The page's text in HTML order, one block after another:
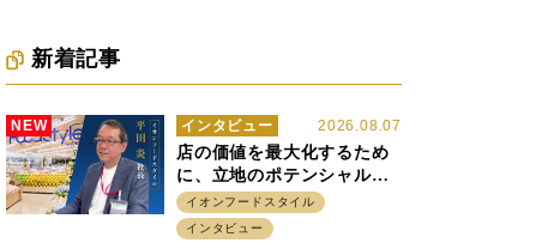
新着記事
NEW 2026.08.07
インタビュー
店の価値を最大化するため
に、立地のポテンシャルに
火をつける イオンフード
スタイル 平田 炎社長
イオンフードスタイル
インタビュー